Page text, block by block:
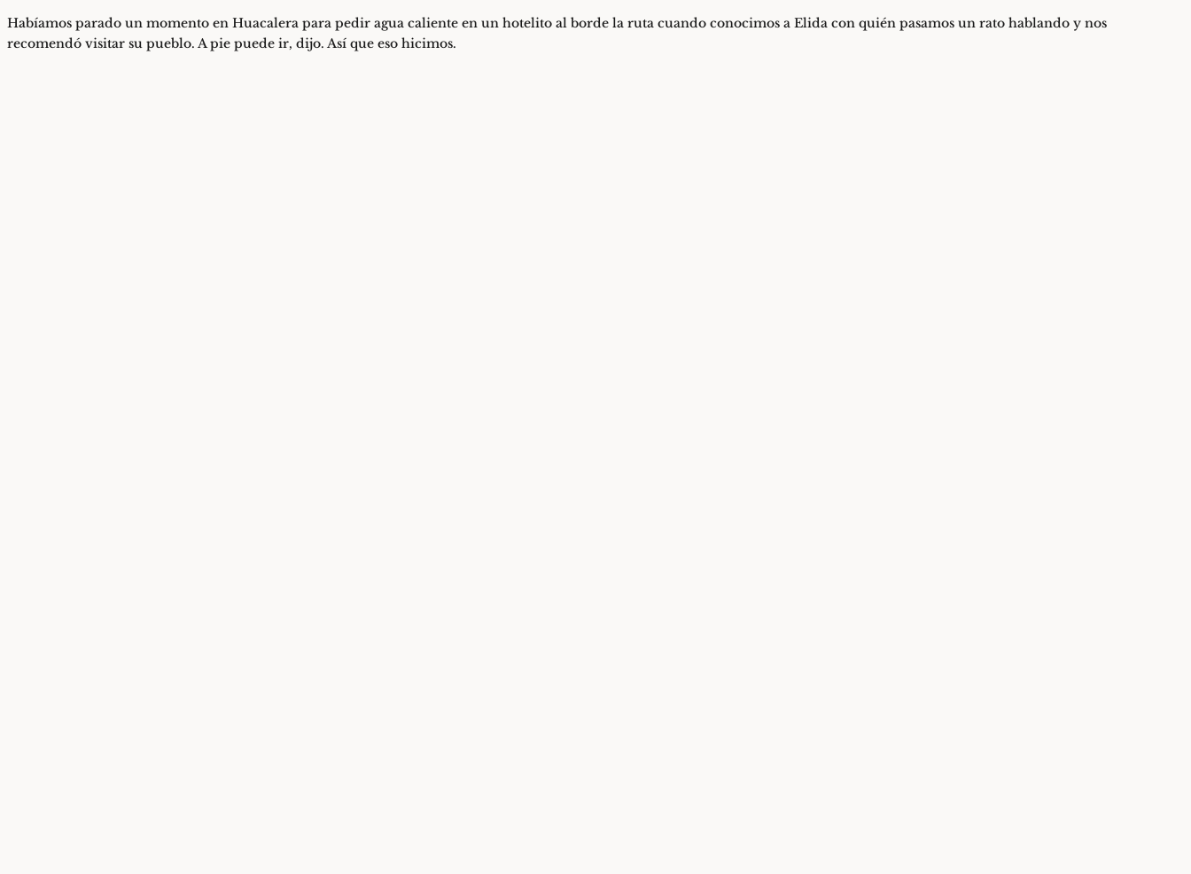
Habíamos parado un momento en Huacalera para pedir agua caliente en un hotelito al borde la ruta cuando conocimos a Elida con quién pasamos un rato hablando y nos
recomendó visitar su pueblo. A pie puede ir, dijo. Así que eso hicimos.